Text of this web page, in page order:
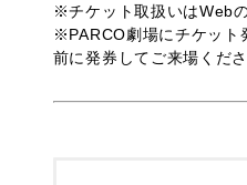
※チケット取扱いはWeb
※PARCO劇場にチケット
前に発券してご来場くださ